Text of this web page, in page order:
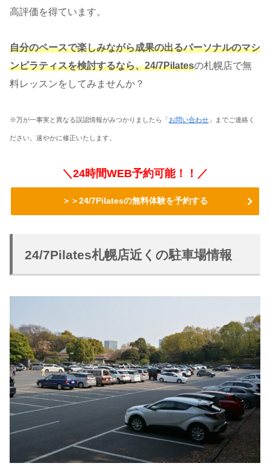
高評価を得ています。
自分のペースで楽しみながら成果の出るパーソナルのマシ
ンピラティスを検討するなら、24/7Pilatesの札幌店で無
料レッスンをしてみませんか？
※万が一事実と異なる誤認情報がみつかりましたら「 お問い合わせ 」までご連絡く
ださい。速やかに修正いたします。
＼24時間WEB予約可能！！／
＞＞24/7Pilatesの無料体験を予約する
24/7Pilates札幌店近くの駐車場情報